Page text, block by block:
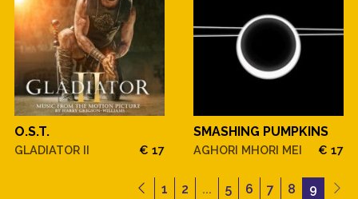
O.S.T.
GLADIATOR II € 17
SMASHING PUMPKINS
AGHORI MHORI MEI € 17
1 2 ... 5 6 7 8 9